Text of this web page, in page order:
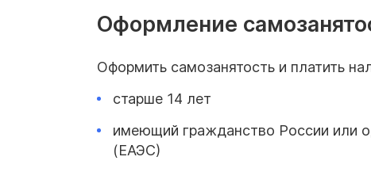
Оформление
Оформить самозанятость и платить
старше 14 лет
имеющий гражданство России или
(ЕАЭС)